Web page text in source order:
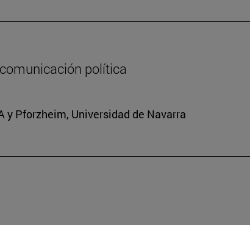
política
y Pforzheim, Universidad de Navarra